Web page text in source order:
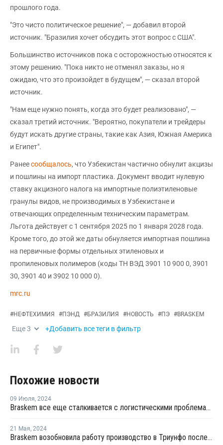
прошлого года.
"Это чисто политическое решение", — добавил второй
источник. "Бразилия хочет обсудить этот вопрос с США".
Большинство источников пока с осторожностью относятся к
этому решению. "Пока никто не отменял заказы, но я
ожидаю, что это произойдет в будущем", — сказал второй
источник.
"Нам еще нужно понять, когда это будет реализовано", —
сказал третий источник. "Вероятно, покупатели и трейдеры
будут искать другие страны, такие как Азия, Южная Америка
и Египет".
Ранеесообщалось, что Узбекистан частично обнулит акцизы
и пошлины на импорт пластика. Документ вводит нулевую
ставку акцизного налога на импортные полиэтиленовые
гранулы видов, не производимых в Узбекистане и
отвечающих определенным техническим параметрам.
Льгота действует с 1 сентября 2025 по 1 января 2028 года.
Кроме того, до этой же даты обнуляется импортная пошлина
на первичные формы отдельных этиленовых и
пропиленовых полимеров (коды ТН ВЭД 3901 10 900 0, 3901
30, 3901 40 и 3902 10 000 0).
mrc.ru
#НЕФТЕХИМИЯ #ПЭНД #БРАЗИЛИЯ #НОВОСТЬ #ПЭ #BRASKEM
Еще3 +Добавить все теги в фильтр
Похожие новости
09 Июля, 2024
Braskem все еще сталкивается с логистическими проблемами на своих заводах в Триунфо
21 Мая, 2024
Braskem возобновила работу производство в Триунфо после наводнения